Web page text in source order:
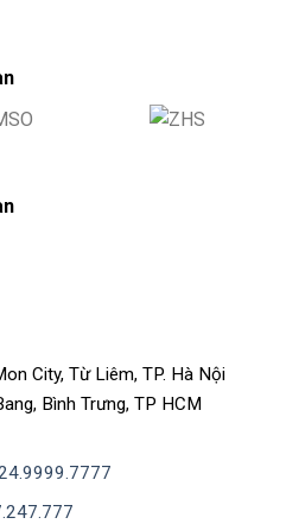
City, Từ Liêm, TP. Hà Nội
Bình Trưng, TP HCM